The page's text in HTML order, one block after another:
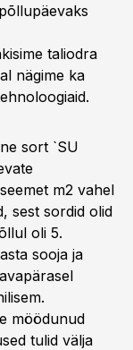
taliodra
nägime ka
sort `SU
m2 vahel
sest sordid olid
oli 5.
sooja ja
möödunud
tulid välja